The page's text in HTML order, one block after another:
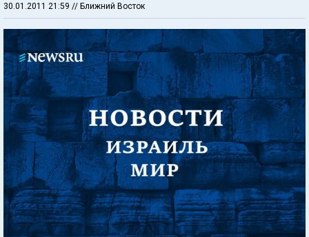
30.01.2011 21:59 // Ближний Восток